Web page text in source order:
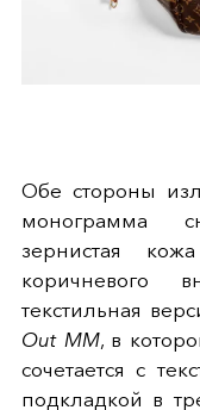
Обе стороны
монограмма
зернистая
коричневого
текстильная
Out MM, в
сочетается с
подкладкой в